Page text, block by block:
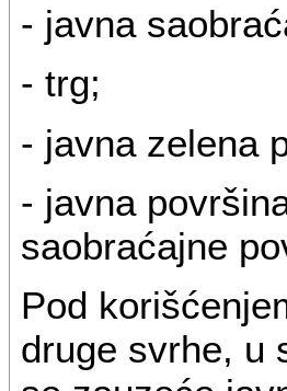
- javna
- trg;
- javna zelena
- javna
saobraćajne
Pod
druge svrhe, u